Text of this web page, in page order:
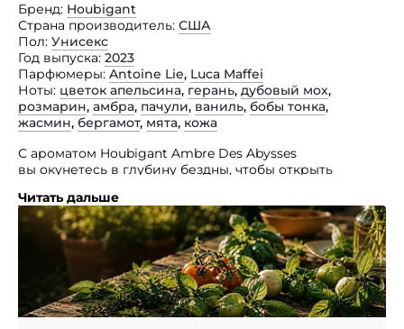
Бренд Houbigant
Страна производитель США
Пол Унисекс
Год выпуска 2023
Парфюмеры Antoine Lie, Luca Maffei
Ноты цветок апельсина, герань, дубовый мох,
розмарин, амбра, пачули, ваниль, бобы тонка,
жасмин, бергамот, мята, кожа
С ароматом Houbigant Ambre Des Abysses
вы окунетесь в глубину бездны, чтобы открыть
парфюмерное сочетание роскошных амбровых
оттенков и свежести ароматных нот, погружение
в неизведанную реальность, заставляющую нас
открывать красоту, скрытую в беспределе.
Данный аромат вышел в рамка коллекции
La Collection Orientale. Эта серия перенесет вас
в таинственные страны Востока через древесные,
Читать дальше